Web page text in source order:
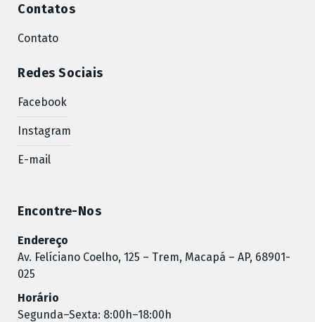
Contatos
Contato
Redes Sociais
Facebook
Instagram
E-mail
Encontre-Nos
Endereço
Av. Felíciano Coelho, 125 – Trem, Macapá – AP, 68901-
025
Horário
Segunda–Sexta: 8:00h–18:00h